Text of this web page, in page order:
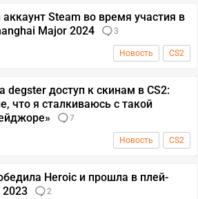
Steam во время участия в
Major 2024
3
Новость CS2
degster доступ к скинам в CS2:
что я сталкиваюсь с такой
7
Новость CS2
Heroic и прошла в плей-
2